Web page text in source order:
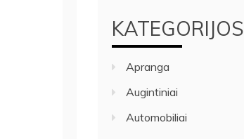
KATEGORIJOS
Apranga
Augintiniai
Automobiliai